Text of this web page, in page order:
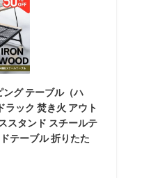
グ テーブル（ハ
ラック 焚き火 アウト
スタンド スチールテ
テーブル 折りたた